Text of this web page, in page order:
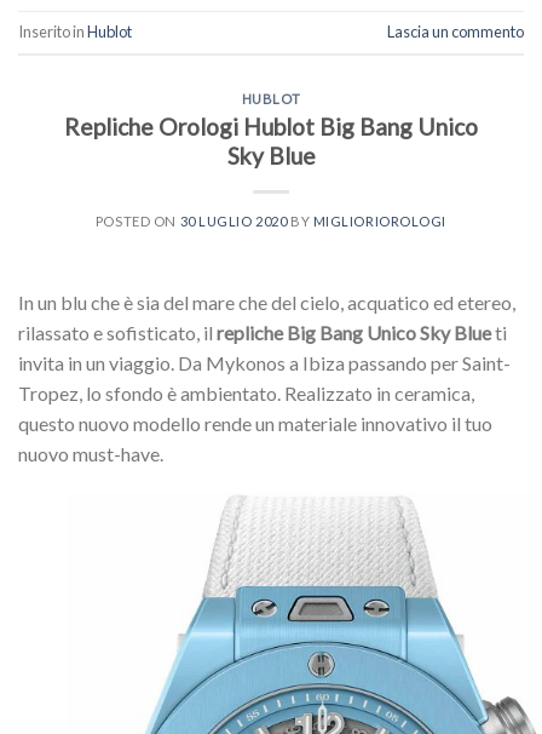
Inserito inHublot Lascia un commento
HUBLOT
Repliche Orologi Hublot Big Bang Unico
Sky Blue
POSTED ON 30 LUGLIO 2020BY MIGLIORIOROLOGI
In un blu che è sia del mare che del cielo, acquatico ed etereo,
rilassato e sofisticato, il repliche Big Bang Unico Sky Blueti
invita in un viaggio. Da Mykonos a Ibiza passando per Saint-
Tropez, lo sfondo è ambientato. Realizzato in ceramica,
questo nuovo modello rende un materiale innovativo il tuo
nuovo must-have.